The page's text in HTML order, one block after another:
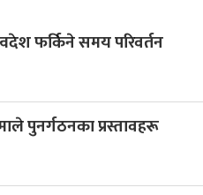
फर्किने समय परिवर्तन
पुनर्गठनका प्रस्तावहरू